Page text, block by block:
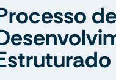
de